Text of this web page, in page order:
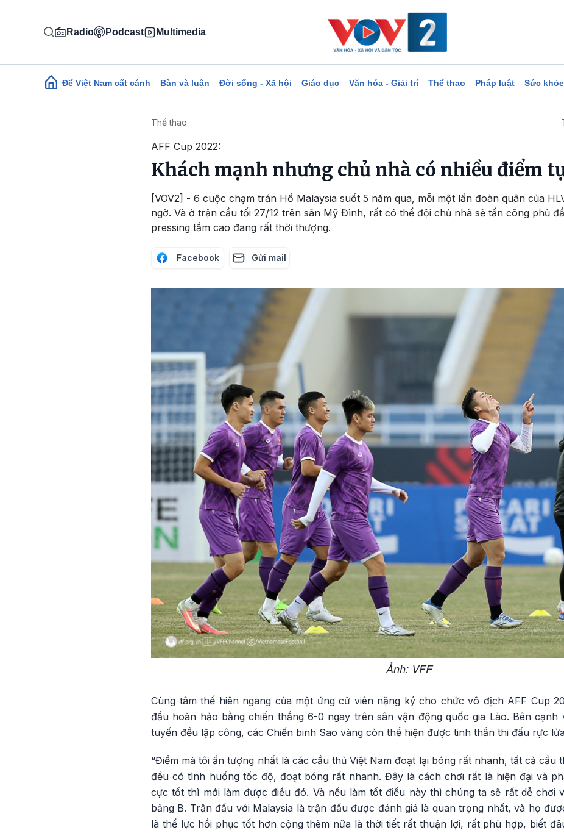
Radio Podcast Multimedia
Main navigation
Để Việt Nam cất cánh Bàn và luận Đời sống - Xã hội Giáo dục Văn hóa - Giải trí Thể thao Pháp luật Sức khỏe
Thể thao
AFF Cup 2022:
Khách mạnh nhưng chủ nhà có nhiều điểm
[VOV2] - 6 cuộc chạm trán Hổ Malaysia suốt 5 năm qua, mỗi một lần đoàn quân của
ngờ. Và ở trận cầu tối 27/12 trên sân Mỹ Đình, rất có thể đội chủ nhà sẽ tấn công phủ
pressing tầm cao đang rất thời thượng.
Facebook Gửi mail
Ảnh: VFF
Cùng tâm thế hiên ngang của một ứng cử viên nặng ký cho chức vô địch AFF Cup
đầu hoàn hảo bằng chiến thắng 6-0 ngay trên sân vận động quốc gia Lào. Bên cạnh
tuyến đều lập công, các Chiến binh Sao vàng còn thể hiện được tinh thần thi đấu rực
“Điểm mà tôi ấn tượng nhất là các cầu thủ Việt Nam đoạt lại bóng rất nhanh, tất cả cầu
đều có tình huống tốc độ, đoạt bóng rất nhanh. Đây là cách chơi rất là hiện đại và
cực tốt thì mới làm được điều đó. Và nếu làm tốt điều này thì chúng ta sẽ rất dễ chơi
bảng B. Trận đấu với Malaysia là trận đấu được đánh giá là quan trọng nhất, và họ
là thể lực hồi phục tốt hơn cộng thêm nữa là thời tiết rất thuận lợi, rất phù hợp, biết